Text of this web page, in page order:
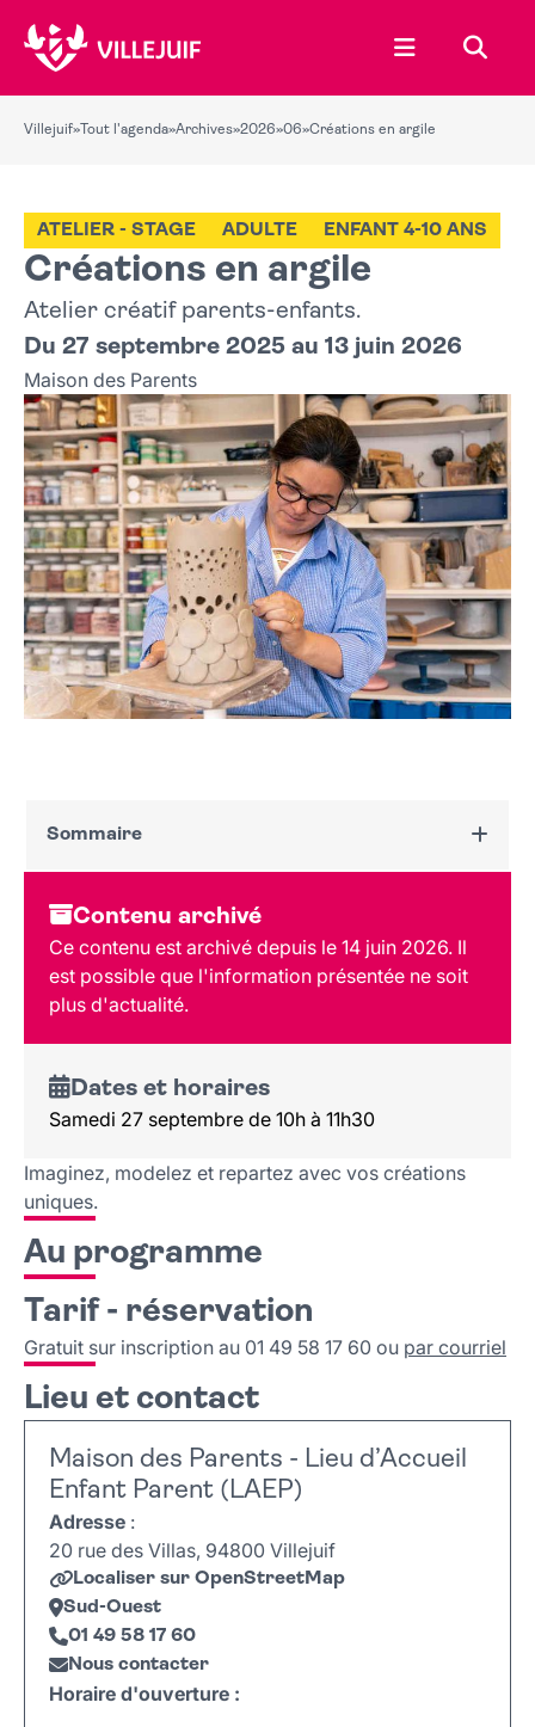
Ouvrir le
Villejuif» Tout l'agenda»Archives»2026»06»Créations en argile
Créations en argile
ATELIER - STAGE ADULTE ENFANT 4-10 ANS
Atelier créatif parents-enfants.
Du 27 septembre 2025 au 13 juin 2026
Maison des Parents
Sommaire
Dates et horaires
Au programme
Tarif - réservation
Lieu et contact
Contenu archivé
Ce contenu est archivé depuis le 14 juin 2026. Il
est possible que l'information présentée ne soit
plus d'actualité.
Dates et horaires
Samedi 27 septembre de 10h à 11h30
Imaginez, modelez et repartez avec vos créations
uniques.
Au programme
Tarif - réservation
Gratuit sur inscription au 01 49 58 17 60 ou par courriel
Lieu et contact
Maison des Parents - Lieu d’Accueil
Enfant Parent (LAEP)
Adresse :
20 rue des Villas, 94800 Villejuif
Localiser sur OpenStreetMap
Sud-Ouest
01 49 58 17 60
Nous contacter
Horaire d'ouverture :